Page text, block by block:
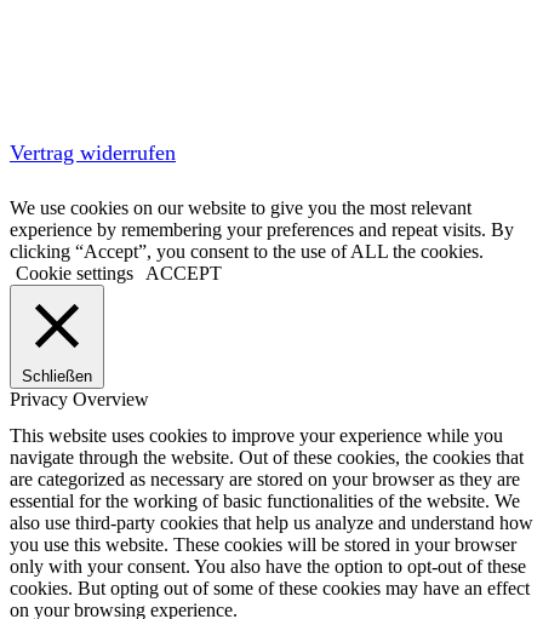
Vertrag widerrufen
We use cookies on our website to give you the most relevant
experience by remembering your preferences and repeat visits. By
clicking “Accept”, you consent to the use of ALL the cookies.
Cookie settings ACCEPT
Schließen
Privacy Overview
This website uses cookies to improve your experience while you
navigate through the website. Out of these cookies, the cookies that
are categorized as necessary are stored on your browser as they are
essential for the working of basic functionalities of the website. We
also use third-party cookies that help us analyze and understand how
you use this website. These cookies will be stored in your browser
only with your consent. You also have the option to opt-out of these
cookies. But opting out of some of these cookies may have an effect
on your browsing experience.